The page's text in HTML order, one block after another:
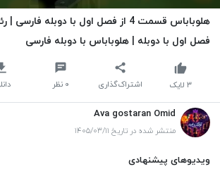
هلوباباس قسمت 4 از فصل اول با دوبله
فصل اول با دوبله | هلوباباس با دوبله فارسی
اشتراک‌گذاری ۰ نظر ۳ لایک
Ava gostaran Omid
منتشر شده در تاریخ ۱۴۰۵/۰۳/۱۱
ویدیوهای پیشنهادی